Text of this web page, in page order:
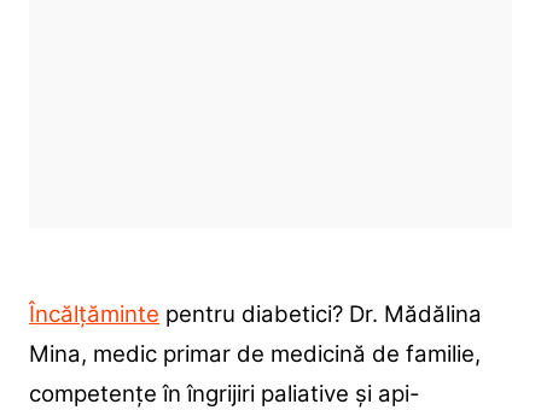
Încălțăminte pentru diabetici? Dr. Mădălina
Mina, medic primar de medicină de familie,
competențe în îngrijiri paliative și api-